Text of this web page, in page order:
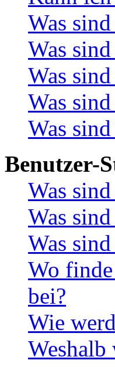
Was
Was
Was
Was
Was
Benutzer-
Was
Was
Was
Wo
bei?
Wie
Weshalb